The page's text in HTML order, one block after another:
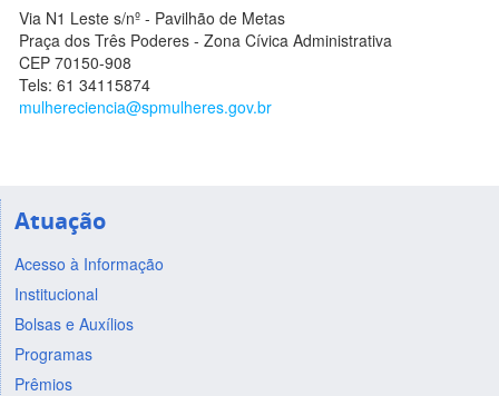
Via N1 Leste s/nº - Pavilhão de Metas
Praça dos Três Poderes - Zona Cívica Administrativa
CEP 70150-908
Tels: 61 34115874
mulhereciencia@spmulheres.gov.br
Atuação
Acesso à Informação
Institucional
Bolsas e Auxílios
Programas
Prêmios